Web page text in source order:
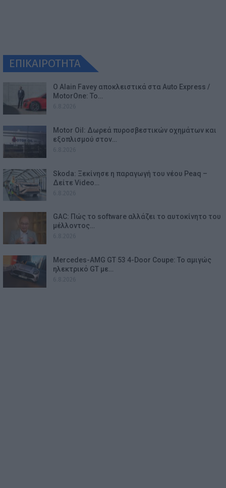
ΕΠΙΚΑΙΡΟΤΗΤΑ
Ο Alain Favey αποκλειστικά στα Auto Express /
MotorOne: Το…
Motor Oil: Δωρεά πυροσβεστικών οχημάτων και
εξοπλισμού στον…
Skoda: Ξεκίνησε η παραγωγή του νέου Peaq –
Δείτε Video…
GAC: Πώς το software αλλάζει το αυτοκίνητο του
μέλλοντος…
Mercedes-AMG GT 53 4-Door Coupe: Το αμιγώς
ηλεκτρικό GT με…